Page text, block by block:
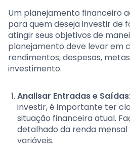
Um planejamento financeiro
para quem deseja investir de
atingir seus objetivos de
planejamento deve levar em
rendimentos, despesas,
investimento.
Analisar Entradas e Saídas
investir, é importante ter
situação financeira atual.
detalhado da renda mensal
variáveis.